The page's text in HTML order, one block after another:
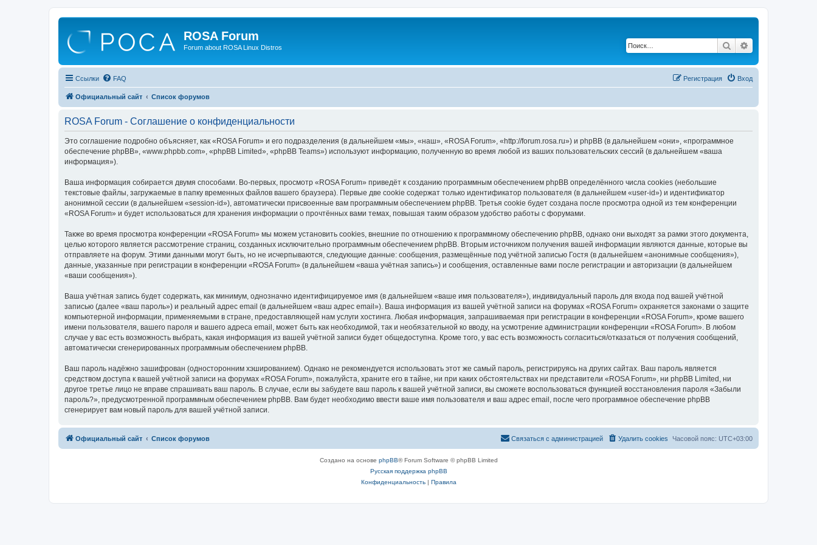
ROSA Forum
Forum about ROSA Linux Distros Поиск
Ссылки FAQ Вход
Регистрация
Официальный сайт Список форумов
ROSA Forum - Соглашение о конфиденциальности
Это соглашение подробно объясняет, как «ROSA Forum» и его подразделения (в дальнейшем «мы», «наш», «ROSA Forum», «http://forum.rosa.ru») и phpBB (в дальнейшем «они», «программное
обеспечение phpBB», «www.phpbb.com», «phpBB Limited», «phpBB Teams») используют информацию, полученную во время любой из ваших пользовательских сессий (в дальнейшем «ваша
информация»).
Ваша информация собирается двумя способами. Во-первых, просмотр «ROSA Forum» приведёт к созданию программным обеспечением phpBB определённого числа cookies (небольшие
текстовые файлы, загружаемые в папку временных файлов вашего браузера). Первые две cookie содержат только идентификатор пользователя (в дальнейшем «user-id») и идентификатор
анонимной сессии (в дальнейшем «session-id»), автоматически присвоенные вам программным обеспечением phpBB. Третья cookie будет создана после просмотра одной из тем конференции
«ROSA Forum» и будет использоваться для хранения информации о прочтённых вами темах, повышая таким образом удобство работы с форумами.
Также во время просмотра конференции «ROSA Forum» мы можем установить cookies, внешние по отношению к программному обеспечению phpBB, однако они выходят за рамки этого документа,
целью которого является рассмотрение страниц, созданных исключительно программным обеспечением phpBB. Вторым источником получения вашей информации являются данные, которые вы
отправляете на форум. Этими данными могут быть, но не исчерпываются, следующие данные: сообщения, размещённые под учётной записью Гостя (в дальнейшем «анонимные сообщения»),
данные, указанные при регистрации в конференции «ROSA Forum» (в дальнейшем «ваша учётная запись») и сообщения, оставленные вами после регистрации и авторизации (в дальнейшем
«ваши сообщения»).
Ваша учётная запись будет содержать, как минимум, однозначно идентифицируемое имя (в дальнейшем «ваше имя пользователя»), индивидуальный пароль для входа под вашей учётной
записью (далее «ваш пароль») и реальный адрес email (в дальнейшем «ваш адрес email»). Ваша информация из вашей учётной записи на форумах «ROSA Forum» охраняется законами о защите
компьютерной информации, применяемыми в стране, предоставляющей нам услуги хостинга. Любая информация, запрашиваемая при регистрации в конференции «ROSA Forum», кроме вашего
имени пользователя, вашего пароля и вашего адреса email, может быть как необходимой, так и необязательной ко вводу, на усмотрение администрации конференции «ROSA Forum». В любом
случае у вас есть возможность выбрать, какая информация из вашей учётной записи будет общедоступна. Кроме того, у вас есть возможность согласиться/отказаться от получения сообщений,
автоматически сгенерированных программным обеспечением phpBB.
Ваш пароль надёжно зашифрован (односторонним хэшированием). Однако не рекомендуется использовать этот же самый пароль, регистрируясь на других сайтах. Ваш пароль является
средством доступа к вашей учётной записи на форумах «ROSA Forum», пожалуйста, храните его в тайне, ни при каких обстоятельствах ни представители «ROSA Forum», ни phpBB Limited, ни
другое третье лицо не вправе спрашивать ваш пароль. В случае, если вы забудете ваш пароль к вашей учётной записи, вы сможете воспользоваться функцией восстановления пароля «Забыли
пароль?», предусмотренной программным обеспечением phpBB. Вам будет необходимо ввести ваше имя пользователя и ваш адрес email, после чего программное обеспечение phpBB
сгенерирует вам новый пароль для вашей учётной записи.
Официальный сайт Список форумов Часовой пояс: UTC+03:00
Удалить cookies
Связаться с администрацией
Создано на основе phpBB® Forum Software © phpBB Limited
Русская поддержка phpBB
Конфиденциальность| Правила